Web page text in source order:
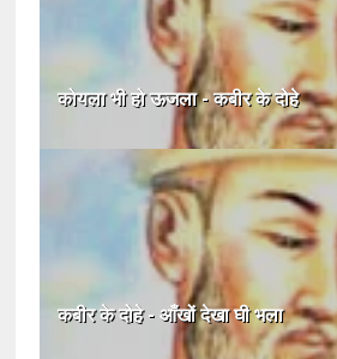
कोयला भी हो ऊजला - कबीर के दोहे
कबीर के दोहे - आँखों देखा घी भला